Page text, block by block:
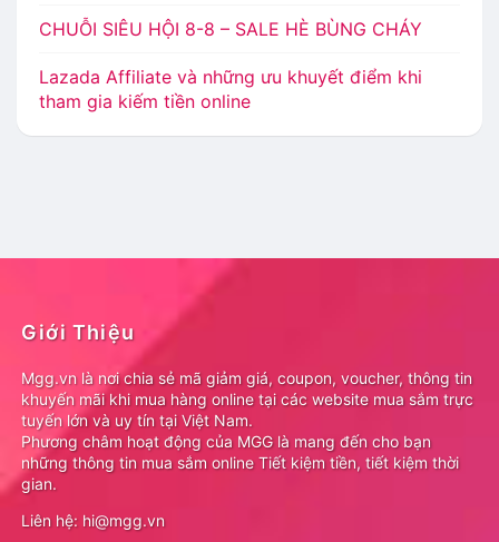
CHUỖI SIÊU HỘI 8-8 – SALE HÈ BÙNG CHÁY
Lazada Affiliate và những ưu khuyết điểm khi
tham gia kiếm tiền online
Giới Thiệu
Mgg.vn là nơi chia sẻ mã giảm giá, coupon, voucher, thông tin
khuyến mãi khi mua hàng online tại các website mua sắm trực
tuyến lớn và uy tín tại Việt Nam.
Phương châm hoạt động của MGG là mang đến cho bạn
những thông tin mua sắm online Tiết kiệm tiền, tiết kiệm thời
gian.
Liên hệ: hi@mgg.vn